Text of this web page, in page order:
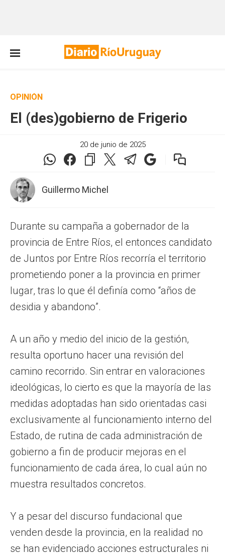
OPINIÓN
El (des)gobierno de Frigerio
20 de junio de 2025
Guillermo Michel
Durante su campaña a gobernador de la
provincia de Entre Ríos, el entonces candidato
de Juntos por Entre Ríos recorría el territorio
prometiendo poner a la provincia en primer
lugar, tras lo que él definía como “años de
desidia y abandono”.
A un año y medio del inicio de la gestión,
resulta oportuno hacer una revisión del
camino recorrido. Sin entrar en valoraciones
ideológicas, lo cierto es que la mayoría de las
medidas adoptadas han sido orientadas casi
exclusivamente al funcionamiento interno del
Estado, de rutina de cada administración de
gobierno a fin de producir mejoras en el
funcionamiento de cada área, lo cual aún no
muestra resultados concretos.
Y a pesar del discurso fundacional que
venden desde la provincia, en la realidad no
se han evidenciado acciones estructurales ni